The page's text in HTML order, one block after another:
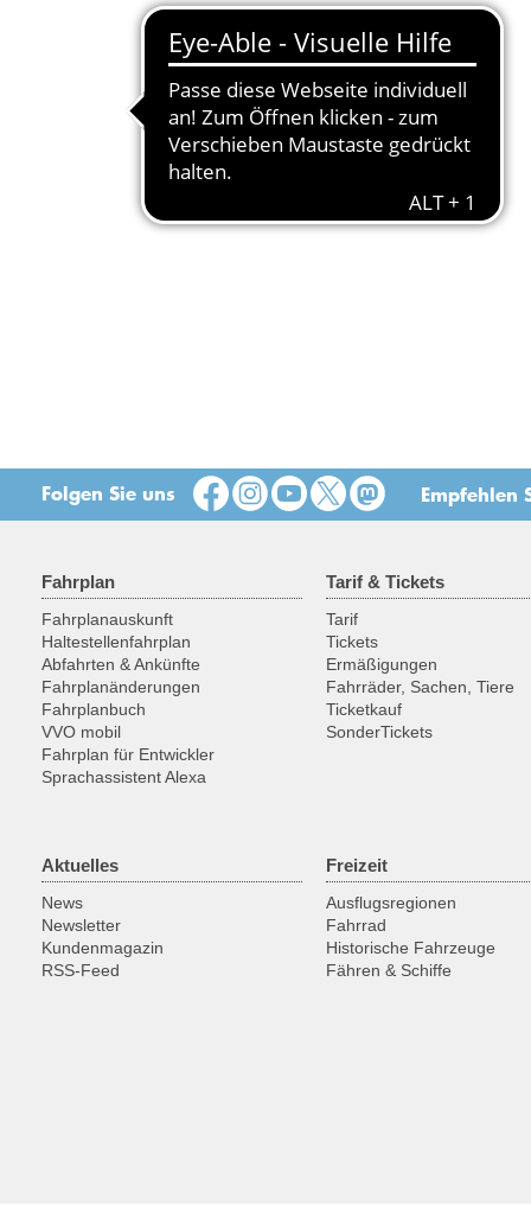
Folgen Sie uns Empfehlen
Fahrplan
Fahrplanauskunft
Haltestellenfahrplan
Abfahrten & Ankünfte
Fahrplanänderungen
Fahrplanbuch
VVO mobil
Fahrplan für Entwickler
Sprachassistent Alexa
Tarif & Tickets
Tarif
Tickets
Ermäßigungen
Fahrräder, Sachen, Tiere
Ticketkauf
SonderTickets
Aktuelles
News
Newsletter
Kundenmagazin
RSS-Feed
Freizeit
Ausflugsregionen
Fahrrad
Historische Fahrzeuge
Fähren & Schiffe